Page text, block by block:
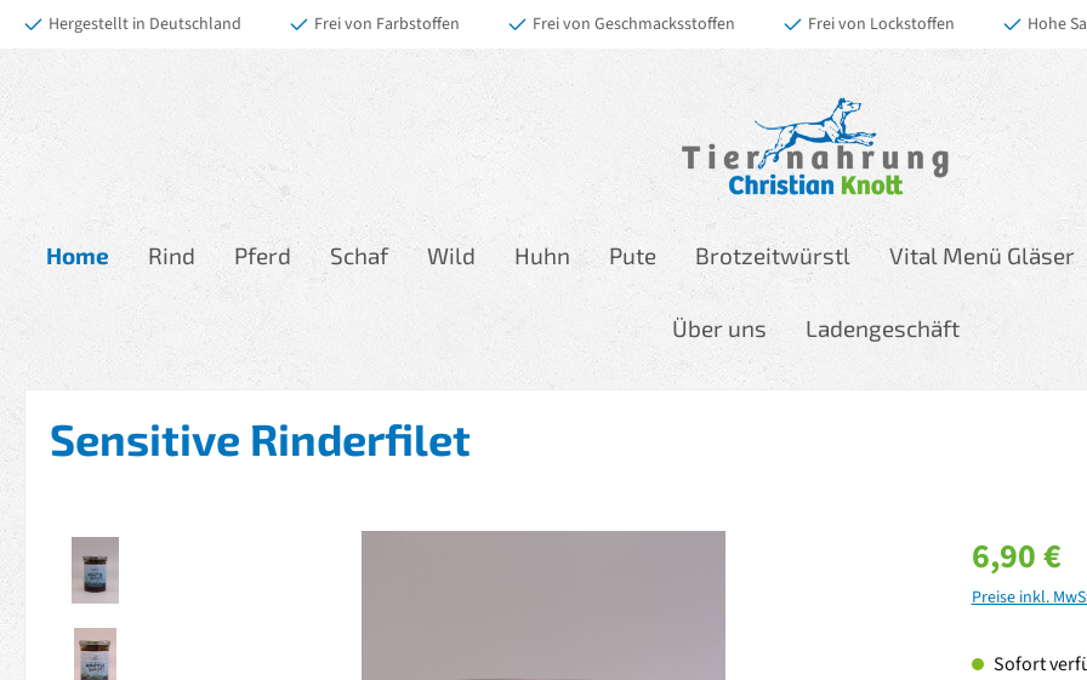
Hauptinhalt springen
Zur Suche springen
Zur Hauptnavigation springen
Hergestellt in Deutschland Frei von Farbstoffen Frei von Geschmacksstoffen Frei von Lockstoffen Hohe
Home Rind Pferd Schaf Wild Huhn Pute Brotzeitwürstl Vital Menü Gläser
Über uns Ladengeschäft
Sensitive Rinderfilet
Bildergalerie überspringen Regulärer Preis:
6,90 €
Preise inkl.
Sofort